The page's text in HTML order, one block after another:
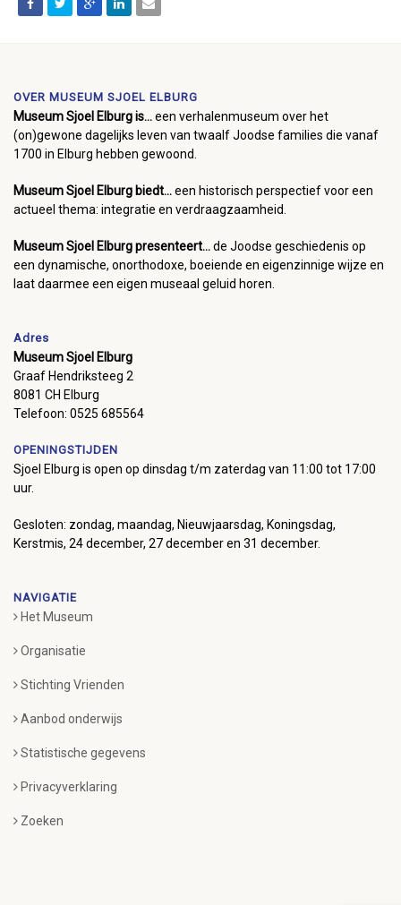
OVER MUSEUM SJOEL ELBURG
Museum Sjoel Elburg is...een verhalenmuseum over het
(on)gewone dagelijks leven van twaalf Joodse families die vanaf
1700 in Elburg hebben gewoond.
Museum Sjoel Elburg biedt...een historisch perspectief voor een
actueel thema: integratie en verdraagzaamheid.
Museum Sjoel Elburg presenteert...de Joodse geschiedenis op
een dynamische, onorthodoxe, boeiende en eigenzinnige wijze en
laat daarmee een eigen museaal geluid horen.
Adres
Museum Sjoel Elburg
Graaf Hendriksteeg 2
8081 CH Elburg
Telefoon: 0525 685564
OPENINGSTIJDEN
Sjoel Elburg is open op dinsdag t/m zaterdag van 11:00 tot 17:00
uur.
Gesloten: zondag, maandag, Nieuwjaarsdag, Koningsdag,
Kerstmis, 24 december, 27 december en 31 december.
NAVIGATIE
Het Museum
Organisatie
Stichting Vrienden
Aanbod onderwijs
Statistische gegevens
Privacyverklaring
Zoeken